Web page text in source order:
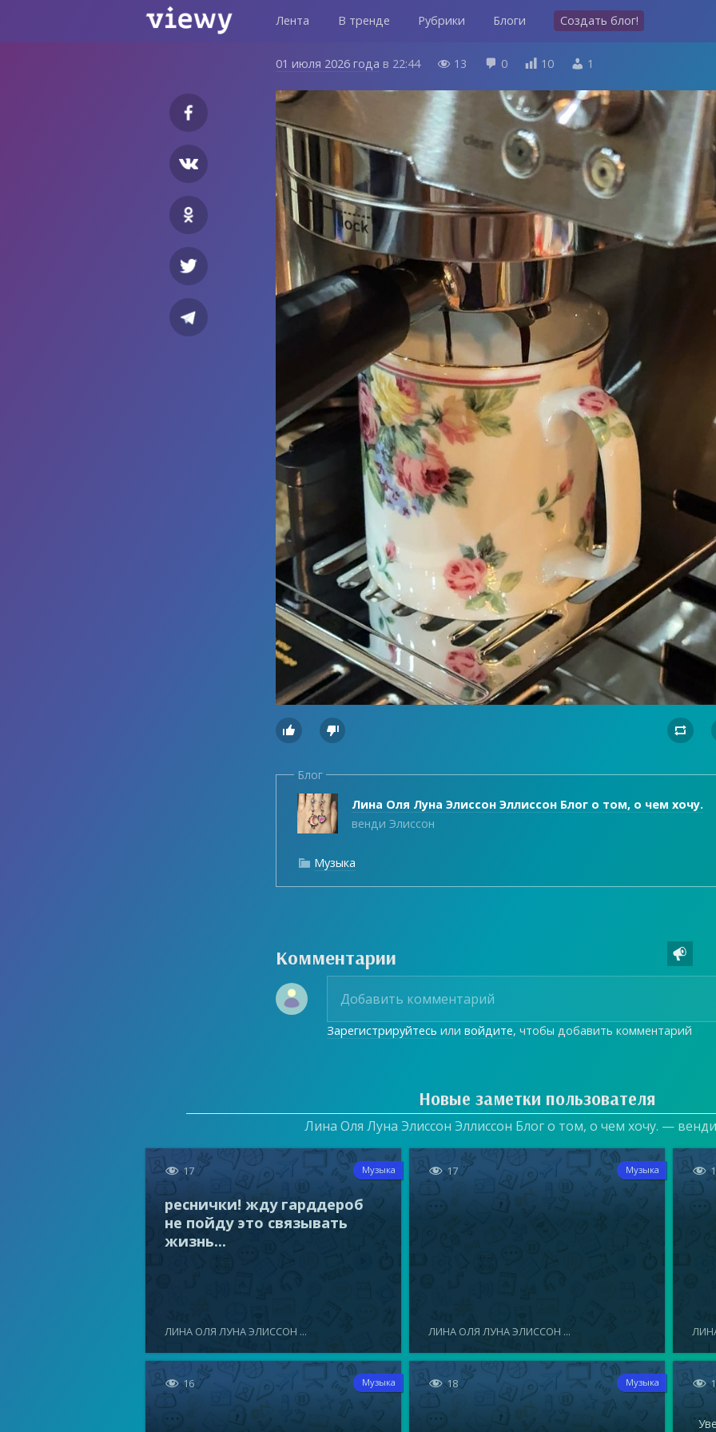
Лента В тренде Рубрики Блоги Создать блог!
01 июля 2026 года в 22:44  13  0  10  1
  
Блог
Лина Оля Луна Элиссон Эллиссон Блог о том, о чем хочу.
венди Элиссон
 Музыка
Комментарии 
Зарегистрируйтесь иливойдите, чтобы добавить комментарий
Новые заметки пользователя
Лина Оля Луна Элиссон Эллиссон Блог о том, о чем хочу. —
 17 Музыка
реснички! жду гарддероб
не пойду это связывать
жизнь...
ЛИНА ОЛЯ ЛУНА ЭЛИССОН ...
 17 Музыка
ЛИНА ОЛЯ ЛУНА ЭЛИССОН ...

 16 Музыка  18 Музыка 